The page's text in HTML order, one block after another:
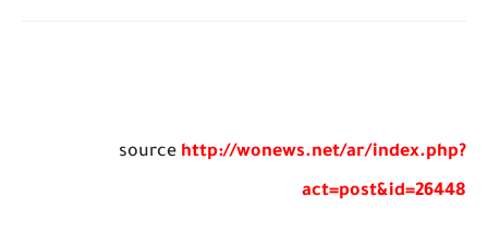
source http://wonews.net/ar/index.php?
act=post&id=26448